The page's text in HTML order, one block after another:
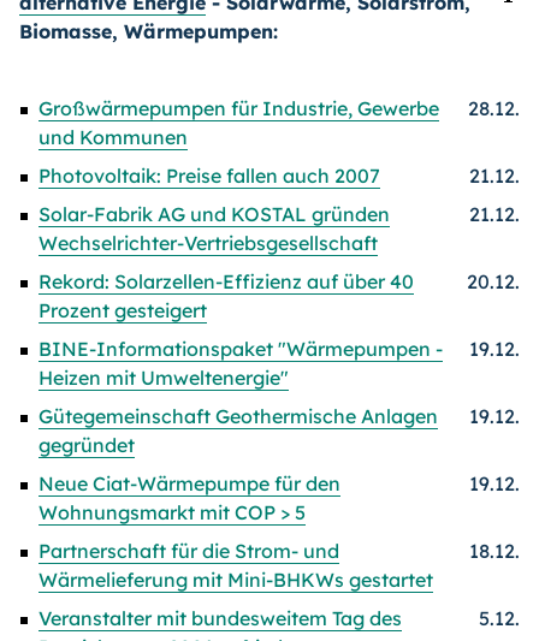
Biomasse, Wärmepumpen:
Großwärmepumpen für Industrie, Gewerbe
und Kommunen
28.12.
Photovoltaik: Preise fallen auch 2007
21.12.
Solar-Fabrik AG und KOSTAL gründen
Wechselrichter-Vertriebsgesellschaft
21.12.
Rekord: Solarzellen-Effizienz auf über 40
Prozent gesteigert
20.12.
BINE-Informationspaket "Wärmepumpen -
Heizen mit Umweltenergie"
19.12.
Gütegemeinschaft Geothermische Anlagen
gegründet
19.12.
Neue Ciat-Wärmepumpe für den
Wohnungsmarkt mit COP > 5
19.12.
Partnerschaft für die Strom- und
Wärmelieferung mit Mini-BHKWs gestartet
18.12.
Veranstalter mit bundesweitem Tag des
5.12.